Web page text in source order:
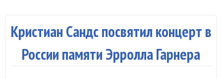
Кристиан Сандс посвятил концерт в
России памяти Эрролла Гарнера